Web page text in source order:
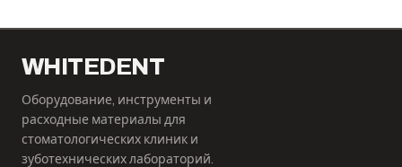
WHITEDENT
Оборудование, инструменты и
расходные материалы для
стоматологических клиник и
зуботехнических лабораторий.